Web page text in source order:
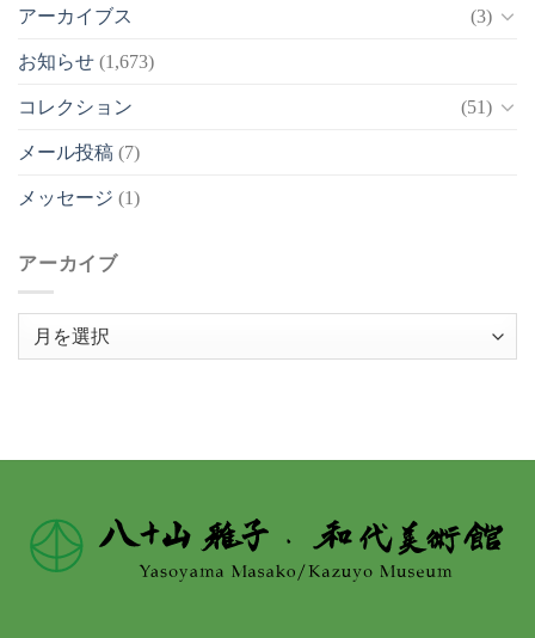
アーカイブス (3)
お知らせ (1,673)
コレクション (51)
メール投稿 (7)
メッセージ (1)
アーカイブ